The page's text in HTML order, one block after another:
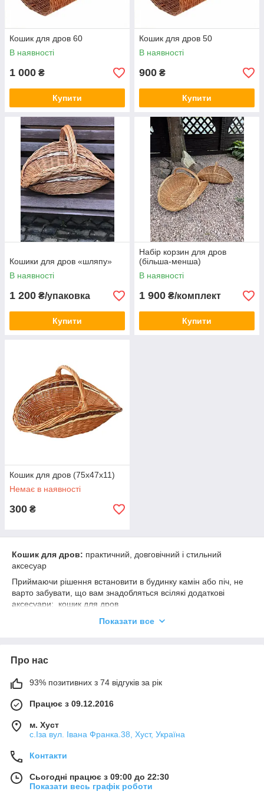
Кошик для дров 60
В наявності
1 000 ₴
Купити
Кошик для дров 50
В наявності
900 ₴
Купити
Кошики для дров «шляпу»
В наявності
1 200 ₴/упаковка
Купити
Набір корзин для дров
(більша-менша)
В наявності
1 900 ₴/комплект
Купити
Кошик для дров (75x47x11)
Немає в наявності
300 ₴
Кошик для дров: практичний, довговічний і стильний
аксесуар
Приймаючи рішення встановити в будинку камін або піч, не
варто забувати, що вам знадобляться всілякі додаткові
аксесуари: кошик для дров
Кошик для дров для каміна є переносний дровницею.
завжди зможете поставити кошик на підлогу, спокійно
шляху;
залишатися чистим, особливо коли деревина волога
кошик для дров дозволить перерозподіляти вагове
аргументом для сильного чоловіка, то тендітна жінка
у всіх дрова зберігаються при вході в будинок або в
підвальному приміщенні).
Показати все
Про нас
93% позитивних з 74 відгуків за рік
Працює з 09.12.2016
м. Хуст
с.Іза вул. Івана Франка.38, Хуст, Україна
Контакти
Сьогодні працює з 09:00 до 22:30
Показати весь графік роботи